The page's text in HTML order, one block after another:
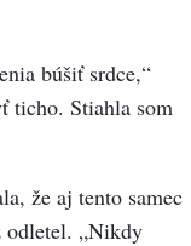
búšiť srdce,“
ticho. Stiahla som
že aj tento samec
odletel. „Nikdy